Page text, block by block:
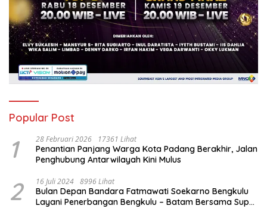
Popular Post
1 28 Februari 2026 17361 Lihat
Penantian Panjang Warga Kota Padang Berakhir, Jalan
Penghubung Antarwilayah Kini Mulus
2 16 Juli 2024 8996 Lihat
Bulan Depan Bandara Fatmawati Soekarno Bengkulu
Layani Penerbangan Bengkulu – Batam Bersama Super